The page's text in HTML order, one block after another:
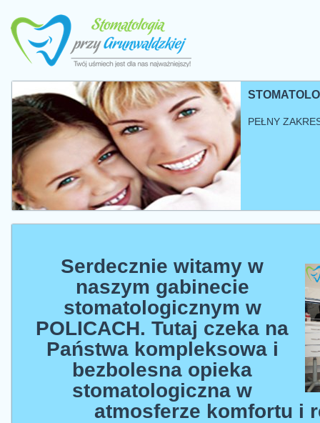
PEŁNY
Serdecznie witamy w
naszym gabinecie
stomatologicznym w
POLICACH. Tutaj czeka na
Państwa kompleksowa i
bezbolesna opieka
stomatologiczna w
atmosferze komfortu i